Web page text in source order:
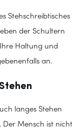
Stehschreibtisches
der Schultern
Haltung und
an.
langes Stehen
Der Mensch ist nicht